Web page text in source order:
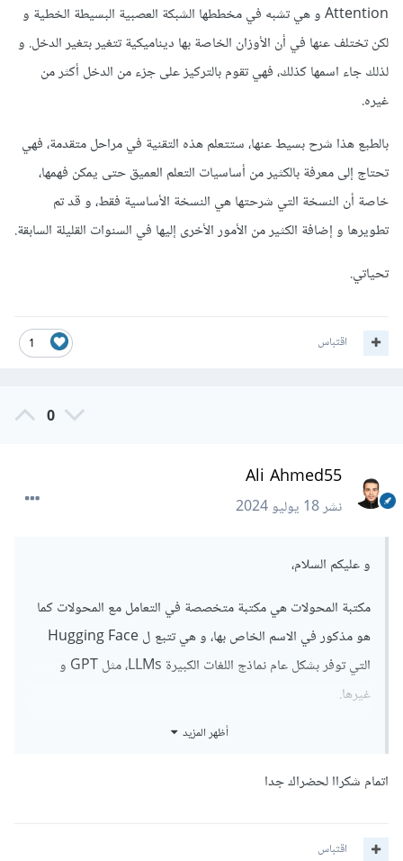
Attention و هي تشبه في مخططها الشبكة العصبية البسيطة الخطية و
لكن تختلف عنها في أن الأوزان الخاصة بها ديناميكية تتغير بتغير الدخل. و
لذلك جاء اسمها كذلك، فهي تقوم بالتركيز على جزء من الدخل أكثر من
غيره.
بالطبع هذا شرح بسيط عنها، ستتعلم هذه التقنية في مراحل متقدمة، فهي
تحتاج إلى معرفة بالكثير من أساسيات التعلم العميق حتى يمكن فهمها،
خاصة أن النسخة التي شرحتها هي النسخة الأساسية فقط، و قد تم
تطويرها و إضافة الكثير من الأمور الأخرى إليها في السنوات القليلة السابقة.
تحياتي.
1 اقتباس
0
Ali Ahmed55
نشر18 يوليو 2024
و عليكم السلام،
مكتبة المحولات هي مكتبة متخصصة في التعامل مع المحولات كما
هو مذكور في الاسم الخاص بها، و هي تتبع ل Hugging Face
التي توفر بشكل عام نماذج اللغات الكبيرة LLMs، مثل GPT و
غيرها.
بشكل عام المحولات هي عبارة عن نماذج متقدمة و قد استعمالها في
منها لمجال الرؤية الحاسوبية.
تعتمد هذه النماذج بشكل كبير على ما يدعى ب "تقنية الانتباه"
أظهر المزيد
اتمام شكراا لحضراك جدا
اقتباس